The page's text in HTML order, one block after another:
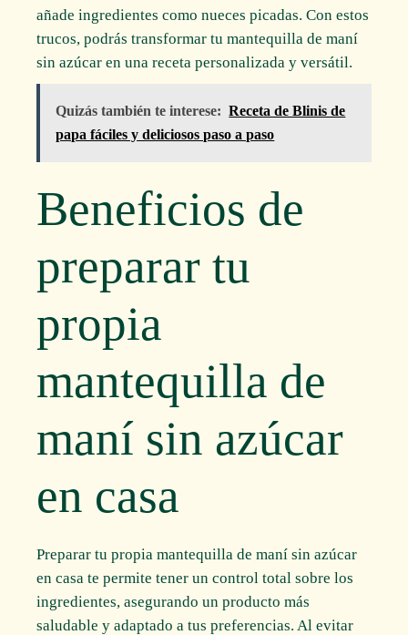
añade ingredientes como nueces picadas. Con estos
trucos, podrás transformar tu mantequilla de maní
sin azúcar en una receta personalizada y versátil.
Quizás también te interese: Receta de Blinis de
papa fáciles y deliciosos paso a paso
Beneficios de
preparar tu
propia
mantequilla de
maní sin azúcar
en casa
Preparar tu propia mantequilla de maní sin azúcar
en casa te permite tener un control total sobre los
ingredientes, asegurando un producto más
saludable y adaptado a tus preferencias. Al evitar